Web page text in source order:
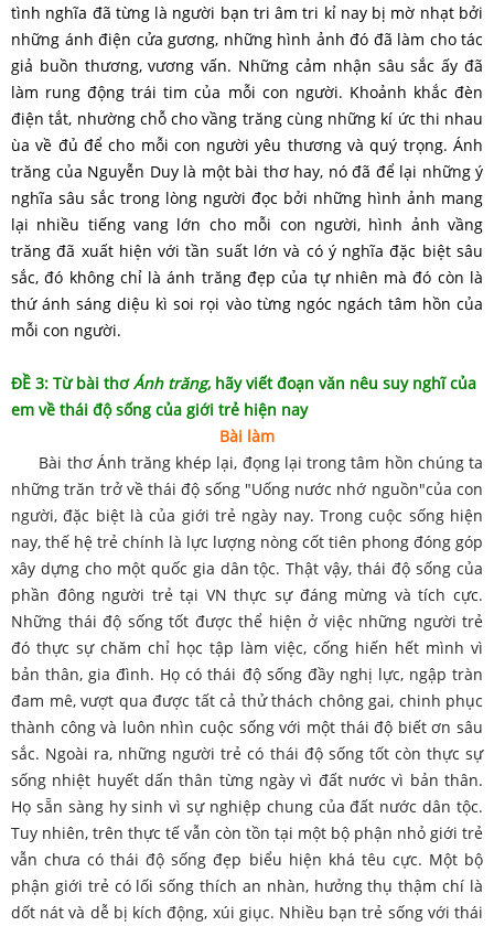
tình nghĩa đã từng là người bạn tri âm tri kỉ nay bị mờ nhạt bởi
những ánh điện cửa gương, những hình ảnh đó đã làm cho tác
giả buồn thương, vương vấn. Những cảm nhận sâu sắc ấy đã
làm rung động trái tim của mỗi con người. Khoảnh khắc đèn
điện tắt, nhường chỗ cho vầng trăng cùng những kí ức thi nhau
ùa về đủ để cho mỗi con người yêu thương và quý trọng. Ánh
trăng của Nguyễn Duy là một bài thơ hay, nó đã để lại những ý
nghĩa sâu sắc trong lòng người đọc bởi những hình ảnh mang
lại nhiều tiếng vang lớn cho mỗi con người, hình ảnh vầng
trăng đã xuất hiện với tần suất lớn và có ý nghĩa đặc biệt sâu
sắc, đó không chỉ là ánh trăng đẹp của tự nhiên mà đó còn là
thứ ánh sáng diệu kì soi rọi vào từng ngóc ngách tâm hồn của
mỗi con người.
ĐỀ 3: Từ bài thơÁnh trăng, hãy viết đoạn văn nêu suy nghĩ của
em về thái độ sống của giới trẻ hiện nay
Bài làm
Bài thơ Ánh trăng khép lại, đọng lại trong tâm hồn chúng ta
những trăn trở về thái độ sống "Uống nước nhớ nguồn"của con
người, đặc biệt là của giới trẻ ngày nay. Trong cuộc sống hiện
nay, thế hệ trẻ chính là lực lượng nòng cốt tiên phong đóng góp
xây dựng cho một quốc gia dân tộc. Thật vậy, thái độ sống của
phần đông người trẻ tại VN thực sự đáng mừng và tích cực.
Những thái độ sống tốt được thể hiện ở việc những người trẻ
đó thực sự chăm chỉ học tập làm việc, cống hiến hết mình vì
bản thân, gia đình. Họ có thái độ sống đầy nghị lực, ngập tràn
đam mê, vượt qua được tất cả thử thách chông gai, chinh phục
thành công và luôn nhìn cuộc sống với một thái độ biết ơn sâu
sắc. Ngoài ra, những người trẻ có thái độ sống tốt còn thực sự
sống nhiệt huyết dấn thân từng ngày vì đất nước vì bản thân.
Họ sẵn sàng hy sinh vì sự nghiệp chung của đất nước dân tộc.
Tuy nhiên, trên thực tế vẫn còn tồn tại một bộ phận nhỏ giới trẻ
vẫn chưa có thái độ sống đẹp biểu hiện khá têu cực. Một bộ
phận giới trẻ có lối sống thích an nhàn, hưởng thụ thậm chí là
dốt nát và dễ bị kích động, xúi giục. Nhiều bạn trẻ sống với thái